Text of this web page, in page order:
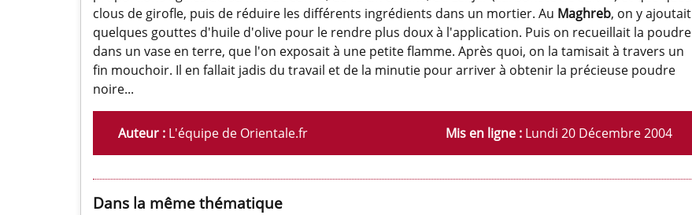
clous de girofle, puis de réduire les différents ingrédients dans un mortier. Au Maghreb, on y ajoutait
quelques gouttes d'huile d'olive pour le rendre plus doux à l'application. Puis on recueillait la poudre
dans un vase en terre, que l'on exposait à une petite flamme. Après quoi, on la tamisait à travers un
fin mouchoir. Il en fallait jadis du travail et de la minutie pour arriver à obtenir la précieuse poudre
noire...
Auteur : L'équipe de Orientale.fr Mis en ligne : Lundi 20 Décembre 2004
Dans la même thématique